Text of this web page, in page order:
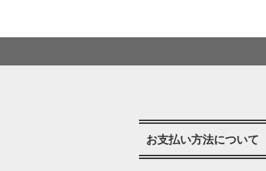
お支払い方法について